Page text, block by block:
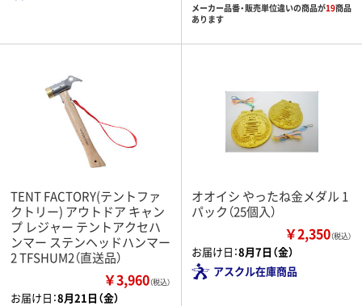
メーカー品番・販売単位違いの商品が19商品
あります
TENT FACTORY(テントファ
クトリー) アウトドア キャン
プ レジャー テントアクセハ
ンマー ステンヘッドハンマー
2 TFSHUM2（直送品）
￥3,960（税込）
お届け日：8月21日（金）
オオイシ やったね金メダル 1
パック（25個入）
￥2,350（税込）
お届け日：8月7日（金）
アスクル在庫商品